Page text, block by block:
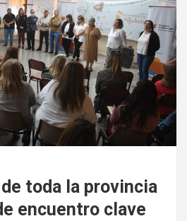
toda la provincia
encuentro clave